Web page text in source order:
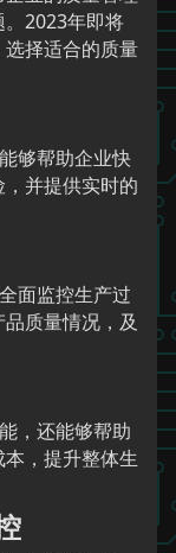
2023年即将
择适合的质量
够帮助企业快
并提供实时的
面监控生产过
质量情况，及
，还能够帮助
，提升整体生